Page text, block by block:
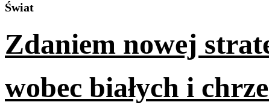
Świat
Zdaniem nowej
wobec białych i